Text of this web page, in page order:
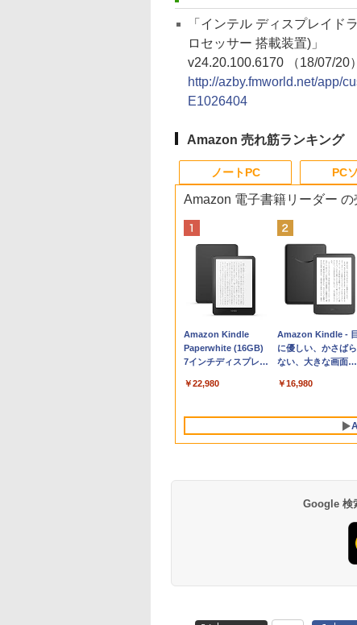
「インテル ディスプレイド
ロセッサー 搭載装置)」
v24.20.100.6170 （18/07/20）
http://azby.fmworld.net/app/
E1026404
Amazon 売れ筋ランキング
ノートPC
Apple 2026
MacBook Neo A18
Proチップ搭載13イ
AIとApple
Retinaディスプレ
512GB SSD、1080p
￥162,598
tomtoc 360°保護
15.6 16インチ パソコ
ンケース Dell NEC
dynabook Lenovo
￥2,952
PC
Robloxギフトカード
- 800 Robux 【限定
バーチャルアイテム
ンゲームコード】 ロ
インコード版
￥1,300
Robloxギフトカード
- 1000 Robux 【限定
バーチャルアイテム
ンゲームコード】 ロ
ンコード版
￥1,600
生成AIパスポート公
式テキスト 第４版
￥1,766
AIイラスト表現辞典:
思い通りの絵を引き
出す プロンプトの言
ズ (はぴーイラスト
￥480
Amazon 電子書籍リーダー
Amazon Kindle
Paperwhite (16GB)
7インチディスプレ
ト、12週間持続バッ
ブラック
￥22,980
Amazon Kindle - 目
に優しい、かさばら
ない、大きな画面で
続バッテリー、6イン
書籍リーダー、ブラ
ック、16GB、広告
し
￥16,980
Google 検